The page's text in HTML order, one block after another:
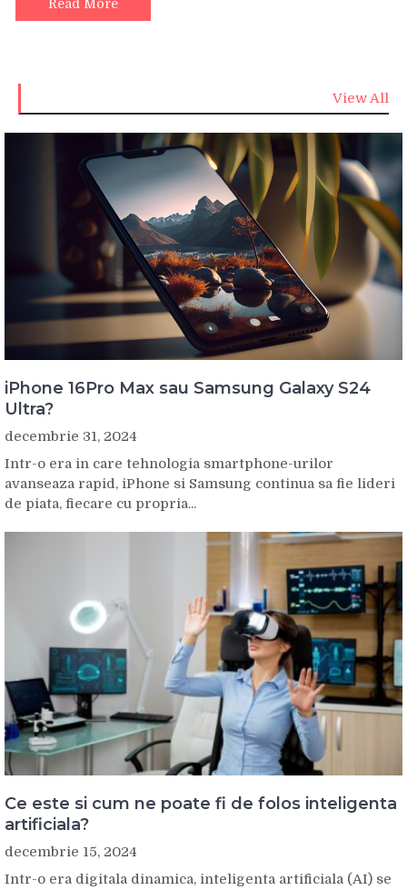
Read More
View All
iPhone 16Pro Max sau Samsung Galaxy S24
Ultra?
decembrie 31, 2024
Intr-o era in care tehnologia smartphone-urilor
avanseaza rapid, iPhone si Samsung continua sa fie lideri
de piata, fiecare cu propria...
Ce este si cum ne poate fi de folos inteligenta
artificiala?
decembrie 15, 2024
Intr-o era digitala dinamica, inteligenta artificiala (AI) se